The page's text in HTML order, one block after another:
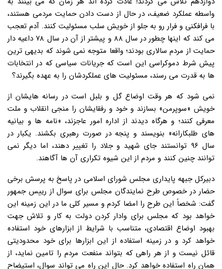
واسطه عملکرد ضعیف، در حال از دست دادن حمایت مردمی هستند،
با فرافکنی و فرار رو به جلو از خویش سلب مسئولیت کنند. آدم تعجب
می کند که اینها چطور در سال ۸۸ و پیشتر از آن در سال ۷۸ داعیه دار
حمایت از مردم سالاری بودند؛ واقعا متوجه نمی شوند که بدیهی ترین
پیش شرط دموکراسی این است که جریانات سیاسی که در انتخابات
ها به قدرت می رسند، مسئولیت های عملکردشان را به عهده بگیرند؟
نمی شود که هر وقت اوضاع گل و بلبل است در رسانه هایشان از
خویش «سوپرمن» بسازند و خود و رفقایشان را منجی انقلاب و ملت
معرفی کنند؛ و هرگاه دیدند از اداره امور عاجزند، «نامه ها و بیانیه
های طلبکارانه» بنویسند و پنجه در صورت رهبری بکشند. یکبار در
سال ۹۶ توانستند جای شهید و جلاد را تغییر دهند، اما دیگر نمی
توانند چنین کنند و مردم از این شیوه تکراری آن ها آگاهند.
دبیرکل جبهه پایداری مجلس شورای اسلامی در پاسخ به پرسش برخی
حضار در خصوص طرح نمایندگان مجلس برای سوال از رییس جمهور
گفت: شخصاً این طرح را امضا کردم و مسیر کلی ما در این زمینه این
خواهد بود که مجلس برای وادار کردن دولت به کار و تلاش جهت
بهبود اوضاع اقتصادی، متناسب با شرایط از ابزارهای خود استفاده
خواهد کرد و در زمینه استفاده از این ابزارها برای خود محدودیتی
قائل نیست و از هر راهی که بتواند منفعت مردم را تامین نماید، از
همان راه استفاده خواهد کرد. حال این راه می تواند سوال، استیضاح